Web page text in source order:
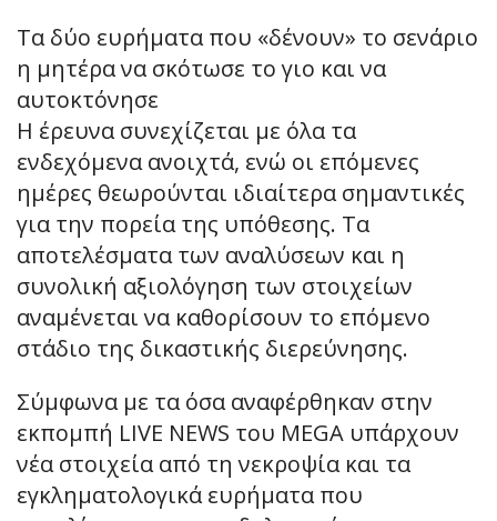
Τα δύο ευρήματα που «δένουν» το σενάριο
η μητέρα να σκότωσε το γιο και να
αυτοκτόνησε
Η έρευνα συνεχίζεται με όλα τα
ενδεχόμενα ανοιχτά, ενώ οι επόμενες
ημέρες θεωρούνται ιδιαίτερα σημαντικές
για την πορεία της υπόθεσης. Τα
αποτελέσματα των αναλύσεων και η
συνολική αξιολόγηση των στοιχείων
αναμένεται να καθορίσουν το επόμενο
στάδιο της δικαστικής διερεύνησης.
Σύμφωνα με τα όσα αναφέρθηκαν στην
εκπομπή LIVE NEWS του MEGA υπάρχουν
νέα στοιχεία από τη νεκροψία και τα
εγκληματολογικά ευρήματα που